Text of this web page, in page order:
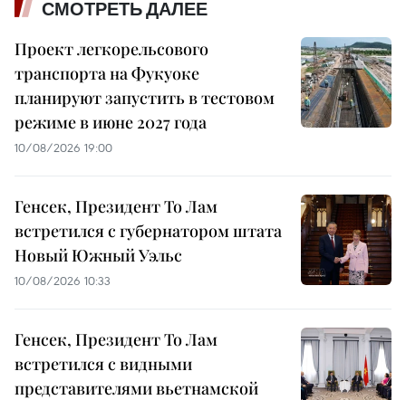
СМОТРЕТЬ ДАЛЕЕ
Проект легкорельсового
транспорта на Фукуоке
планируют запустить в тестовом
режиме в июне 2027 года
10/08/2026 19:00
Генсек, Президент То Лам
встретился с губернатором штата
Новый Южный Уэльс
10/08/2026 10:33
Генсек, Президент То Лам
встретился с видными
представителями вьетнамской